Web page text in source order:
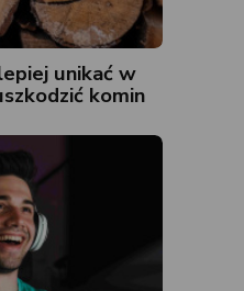
unikać w
komin